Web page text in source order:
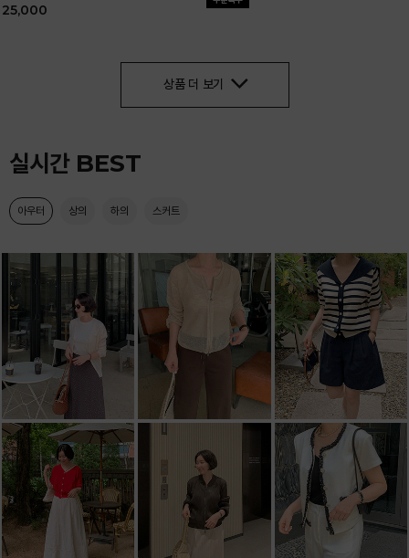
하게 입어요
25,000
상품 더 보기
실시간 BEST
아우터 상의 하의 스커트